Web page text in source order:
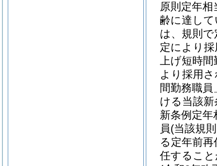
原則定年
齢に達し
は、規則
定により
上げ短時間
より採用
間勤務職
ける当該
新条例定
員(当該規
る定年前
任するこ